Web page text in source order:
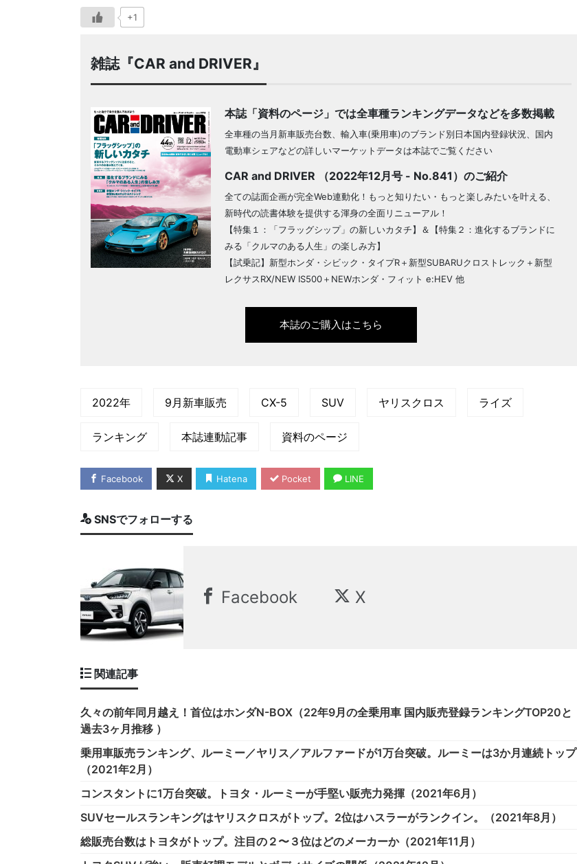
+1
雑誌『CAR and DRIVER』
本誌「資料のページ」では全車種ランキングデータなどを多数掲載
全車種の当月新車販売台数、輸入車(乗用車)のブランド別日本国内登録状況、国内
電動車シェアなどの詳しいマーケットデータは本誌でご覧ください
CAR and DRIVER （2022年12月号 - No.841）のご紹介
全ての誌面企画が完全Web連動化！もっと知りたい・もっと楽しみたいを叶える、
新時代の読書体験を提供する渾身の全面リニューアル！
【特集１：「フラッグシップ」の新しいカタチ】＆【特集２：進化するブランドに
みる「クルマのある人生」の楽しみ方】
【試乗記】新型ホンダ・シビック・タイプR＋新型SUBARUクロストレック＋新型
レクサスRX/NEW IS500＋NEWホンダ・フィット e:HEV 他
本誌のご購入はこちら
2022年 9月新車販売 CX-5 SUV ヤリスクロス ライズ
ランキング 本誌連動記事 資料のページ
Facebook X Hatena Pocket LINE
SNSでフォローする
Facebook X
関連記事
久々の前年同月越え！首位はホンダN-BOX（22年9月の全乗用車 国内販売登録ランキングTOP20と
過去3ヶ月推移 ）
乗用車販売ランキング、ルーミー／ヤリス／アルファードが1万台突破。ルーミーは3か月連続トップ
（2021年2月）
コンスタントに1万台突破。トヨタ・ルーミーが手堅い販売力発揮（2021年6月）
SUVセールスランキングはヤリスクロスがトップ。2位はハスラーがランクイン。（2021年8月）
総販売台数はトヨタがトップ。注目の２〜３位はどのメーカーか（2021年11月）